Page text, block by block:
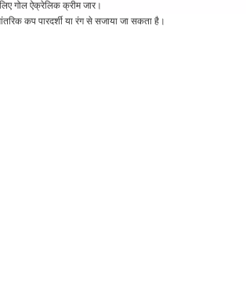
गोल ऐक्रेलिक क्रीम जार।
कप पारदर्शी या रंग से सजाया जा सकता है।